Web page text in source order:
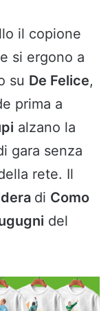
il copione
si ergono a
su De Felice,
prima a
alzano la
gara senza
rete. Il
di Como
del